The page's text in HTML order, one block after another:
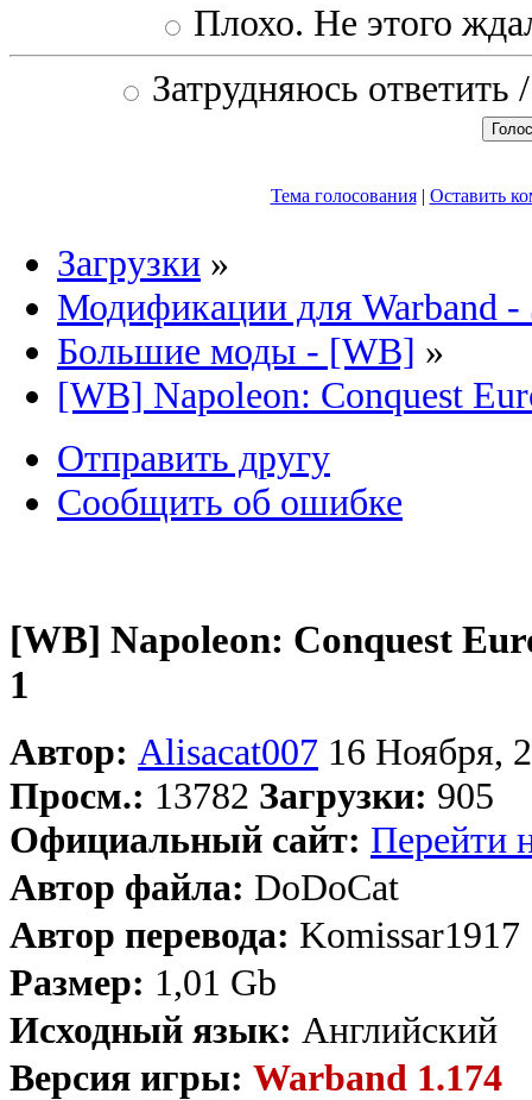
Плохо. Не этого
Затрудняюсь
Тема голосования| Оставить
Загрузки »
Модификации для Warband -
Большие моды - [WB] »
[WB] Napoleon: Conquest
Отправить другу
Сообщить об ошибке
[WB] Napoleon: Conquest
1
Автор: Alisacat007 16 Ноября,
Просм.: 13782 Загрузки: 905
Официальный сайт: Перейти
Автор файла: DoDoCat
Автор перевода: Komissar1917
Размер: 1,01 Gb
Исходный язык: Английский
Версия игры: Warband 1.174